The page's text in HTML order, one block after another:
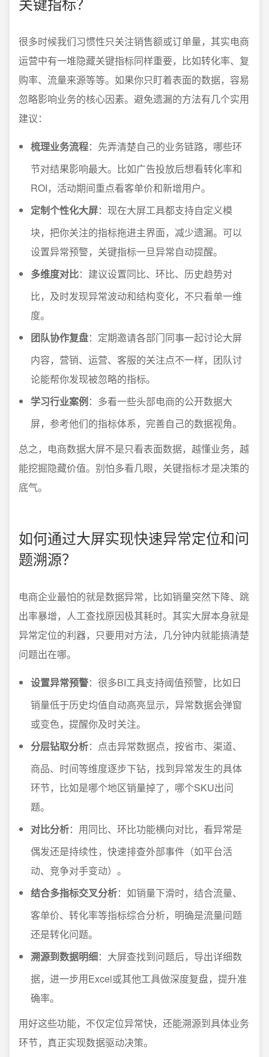
很多时候我们习惯性只关注销售额或订单量，其实电商
运营中有一堆隐藏关键指标同样重要，比如转化率、复
购率、流量来源等等。如果你只盯着表面的数据，容易
忽略影响业务的核心因素。避免遗漏的方法有几个实用
建议：
梳理业务流程：先弄清楚自己的业务链路，哪些环
节对结果影响最大。比如广告投放后想看转化率和
ROI，活动期间重点看客单价和新增用户。
定制个性化大屏：现在大屏工具都支持自定义模
块，把你关注的指标拖进主界面，减少遗漏。可以
设置异常预警，关键指标一旦异常自动提醒。
多维度对比：建议设置同比、环比、历史趋势对
比，及时发现异常波动和结构变化，不只看单一维
度。
团队协作复盘：定期邀请各部门同事一起讨论大屏
内容，营销、运营、客服的关注点不一样，团队讨
论能帮你发现被忽略的指标。
学习行业案例：多看一些头部电商的公开数据大
屏，参考他们的指标体系，完善自己的数据视角。
总之，电商数据大屏不是只看表面数据，越懂业务，越
能挖掘隐藏价值。别怕多看几眼，关键指标才是决策的
底气。
如何通过大屏实现快速异常定位和问
题溯源？
电商企业最怕的就是数据异常，比如销量突然下降、跳
出率暴增，人工查找原因极其耗时。其实大屏本身就是
异常定位的利器，只要用对方法，几分钟内就能搞清楚
问题出在哪。
设置异常预警：很多BI工具支持阈值预警，比如日
销量低于历史均值自动高亮显示，异常数据会弹窗
或变色，提醒你及时关注。
分层钻取分析：点击异常数据点，按省市、渠道、
商品、时间等维度逐步下钻，找到异常发生的具体
环节，比如是哪个地区销量掉了，哪个SKU出问
题。
对比分析：用同比、环比功能横向对比，看异常是
偶发还是持续性，快速排查外部事件（如平台活
动、竞争对手变动）。
结合多指标交叉分析：如销量下滑时，结合流量、
客单价、转化率等指标综合分析，明确是流量问题
还是转化问题。
溯源到数据明细：大屏查找到问题后，导出详细数
据，进一步用Excel或其他工具做深度复盘，提升准
确率。
用好这些功能，不仅定位异常快，还能溯源到具体业务
环节，真正实现数据驱动决策。